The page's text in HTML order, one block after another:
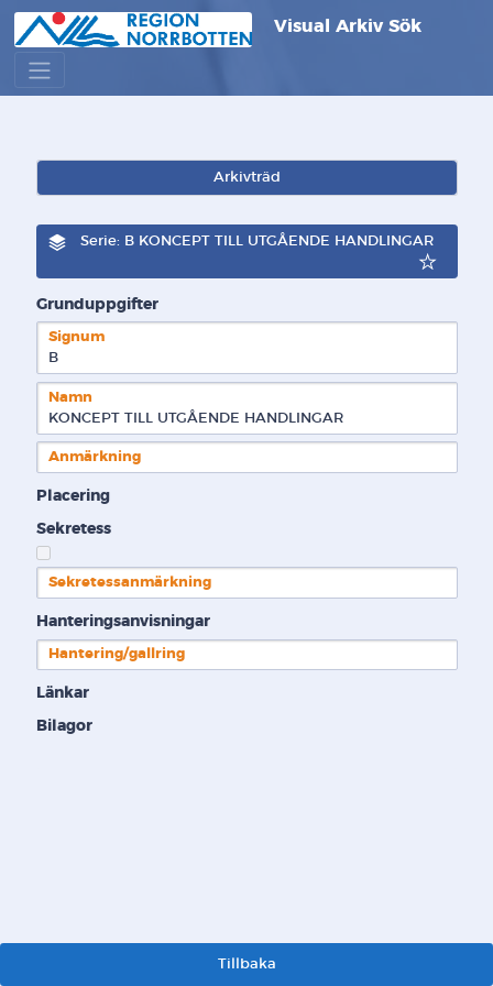
Visual Arkiv Sök
Arkivträd
Serie: B KONCEPT TILL UTGÅENDE HANDLINGAR
Grunduppgifter
Signum
B
Namn
KONCEPT TILL UTGÅENDE HANDLINGAR
Anmärkning
Placering
Sekretess
Sekretessanmärkning
Hanteringsanvisningar
Hantering/gallring
Länkar
Bilagor
Tillbaka